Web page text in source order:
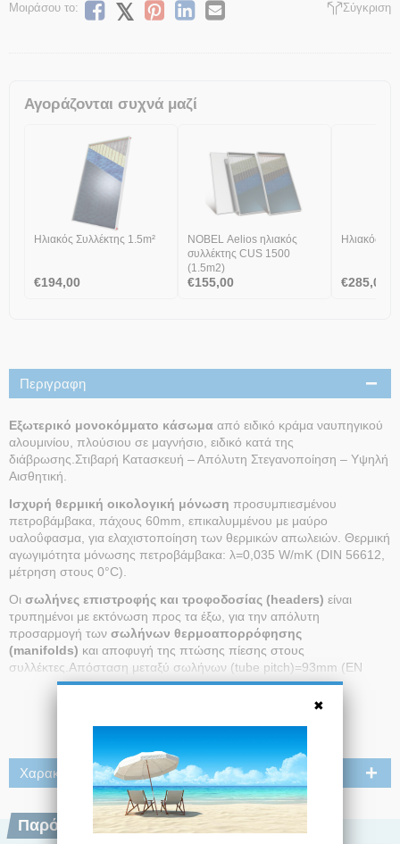
Μοιράσου το: Σύγκριση
Αγοράζονται συχνά μαζί
Ηλιακός Συλλέκτης 1.5m²
€194,00
NOBEL Aelios ηλιακός
συλλέκτης CUS 1500
(1.5m2)
€155,00
Ηλιακός
€285,00
Περιγραφη
Εξωτερικό μονοκόμματο κάσωμα από ειδικό κράμα ναυπηγικού
αλουμινίου, πλούσιου σε μαγνήσιο, ειδικό κατά της
διάβρωσης.Στιβαρή Κατασκευή – Απόλυτη Στεγανοποίηση – Υψηλή
Αισθητική.
Ισχυρή θερμική οικολογική μόνωση προσυμπιεσμένου
πετροβάμβακα, πάχους 60mm, επικαλυμμένου με μαύρο
υαλοΰφασμα, για ελαχιστοποίηση των θερμικών απωλειών. Θερμική
αγωγιμότητα μόνωσης πετροβάμβακα: λ=0,035 W/mK (DIN 56612,
μέτρηση στους 0°C).
Οι σωλήνες επιστροφής και τροφοδοσίας (headers) είναι
τρυπημένοι με εκτόνωση προς τα έξω, για την απόλυτη
προσαρμογή των σωλήνων θερμοαπορρόφησης
(manifolds) και αποφυγή της πτώσης πίεσης στους
συλλέκτες.Απόσταση μεταξύ σωλήνων (tube pitch)=93mm (EN
Ενιαίος επιλεκτικός απορροφητήςαπό επιλεκτικό
μεταλλικό φύλλο (Sun-Selective, Complete area absorber), υψηλής
τροφοδοσίας και επιστροφής, αυξάνοντας την απορροφητική
ικανότητα του συλλέκτη. Η συγκόλληση πραγματοποιείται με
υπερσύγχρονο ρομποτικό εξοπλισμό τεχνολογίαςlaser
Ειδικό κρύσταλλο ασφαλείας (Tempered) υψηλής
διαπερατότητας και αντοχής, χαμηλής περιεκτικότητας σε οξείδια
Χαρακτηριστικά
Παρόμοια Προϊόντα